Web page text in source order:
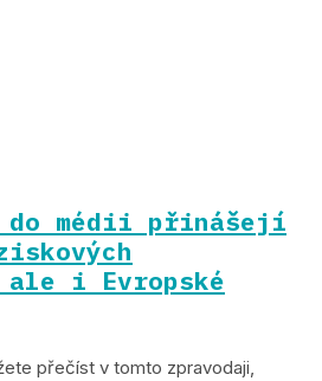
do médii přinášejí
i Evropské
přečíst v tomto zpravodaji,